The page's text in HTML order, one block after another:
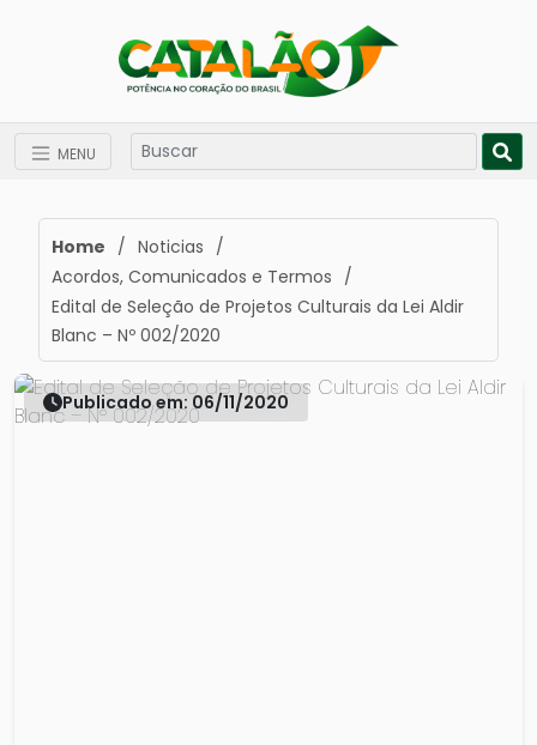
MENU
Home / Noticias /
Acordos, Comunicados e Termos /
Edital de Seleção de Projetos Culturais da Lei Aldir
Blanc – Nº 002/2020
Publicado em: 06/11/2020